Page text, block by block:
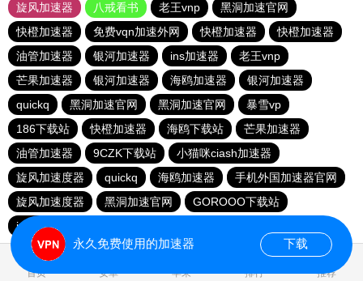
旋风加速器
八戒看书 老王vnp
黑洞加速官网
快橙加速器
免费vqn加速外网 快橙加速器
快橙加速器
油管加速器
银河加速器 ins加速器
老王vnp
芒果加速器
银河加速器 海鸥加速器
银河加速器
quickq
黑洞加速官网 黑洞加速官网
暴雪vp
186下载站
快橙加速器 海鸥下载站
芒果加速器
油管加速器
9CZK下载站
小猫咪ciash加速器
旋风加速度器
quickq 海鸥加速器
手机外国加速器官网
旋风加速度器
黑洞加速官网
GOROOO下载站
ins加速器
首页 安卓 苹果 排行 推荐
永久免费使用的加速器 下载
0.079387s